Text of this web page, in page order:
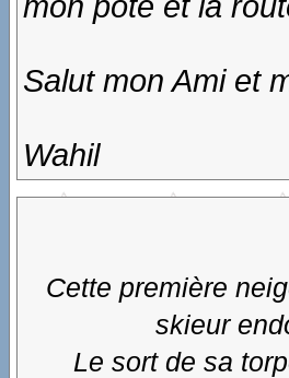
Salut mon Ami et
Wahil
Cette première
skieur
Le sort de sa